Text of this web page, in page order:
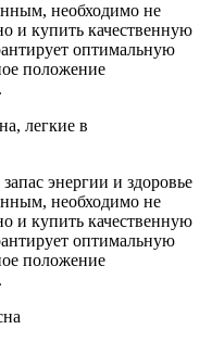
необходимо не
и купить качественную
оптимальную
положение
энергии и здоровье
необходимо не
и купить качественную
оптимальную
положение